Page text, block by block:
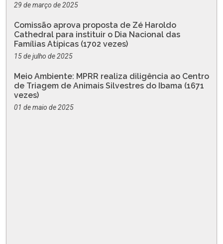
29 de março de 2025
Comissão aprova proposta de Zé Haroldo
Cathedral para instituir o Dia Nacional das
Famílias Atípicas (1702 vezes)
15 de julho de 2025
Meio Ambiente: MPRR realiza diligência ao Centro
de Triagem de Animais Silvestres do Ibama (1671
vezes)
01 de maio de 2025